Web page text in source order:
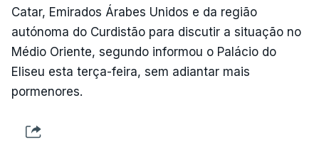
Catar, Emirados Árabes Unidos e da região
autónoma do Curdistão para discutir a situação no
Médio Oriente, segundo informou o Palácio do
Eliseu esta terça-feira, sem adiantar mais
pormenores.